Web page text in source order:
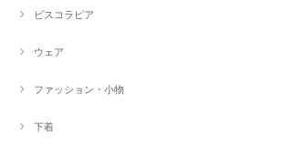
ビスコラピア
ウェア
ファッション・小物
下着